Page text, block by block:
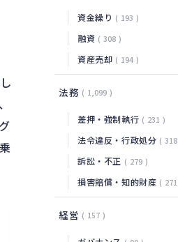
資金繰り 193
融資 308
資産売却 194
法務 1,099
差押・強制執行 231
法令違反・行政処分 318
訴訟・不正 279
損害賠償・知的財産 271
経営 157